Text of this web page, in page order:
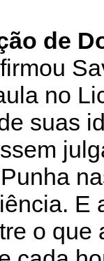
de
no
suas
E
o